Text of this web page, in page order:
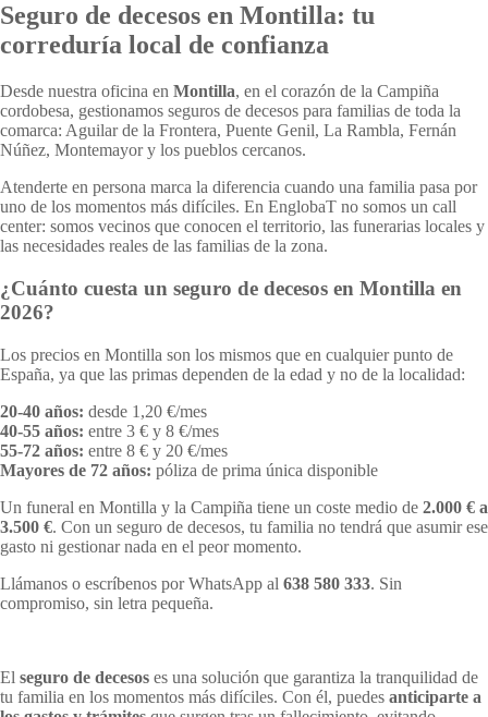
Seguro de decesos en Montilla: tu
correduría local de confianza
Desde nuestra oficina en Montilla, en el corazón de la Campiña
cordobesa, gestionamos seguros de decesos para familias de toda la
comarca: Aguilar de la Frontera, Puente Genil, La Rambla, Fernán
Núñez, Montemayor y los pueblos cercanos.
Atenderte en persona marca la diferencia cuando una familia pasa por
uno de los momentos más difíciles. En EnglobaT no somos un call
center: somos vecinos que conocen el territorio, las funerarias locales y
las necesidades reales de las familias de la zona.
¿Cuánto cuesta un seguro de decesos en Montilla en
2026?
Los precios en Montilla son los mismos que en cualquier punto de
España, ya que las primas dependen de la edad y no de la localidad:
20-40 años: desde 1,20 €/mes
40-55 años: entre 3 € y 8 €/mes
55-72 años: entre 8 € y 20 €/mes
Mayores de 72 años: póliza de prima única disponible
Un funeral en Montilla y la Campiña tiene un coste medio de 2.000 € a
3.500 €. Con un seguro de decesos, tu familia no tendrá que asumir ese
gasto ni gestionar nada en el peor momento.
Llámanos o escríbenos por WhatsApp al 638 580 333. Sin
compromiso, sin letra pequeña.
El seguro de decesos es una solución que garantiza la tranquilidad de
tu familia en los momentos más difíciles. Con él, puedes anticiparte a